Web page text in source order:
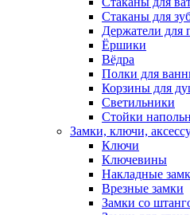
Стаканы для
Держатели для
Ёршики
Вёдра
Полки для
Корзины для
Светильники
Стойки
Замки, ключи,
Ключи
Ключевины
Накладные
Врезные замки
Замки со